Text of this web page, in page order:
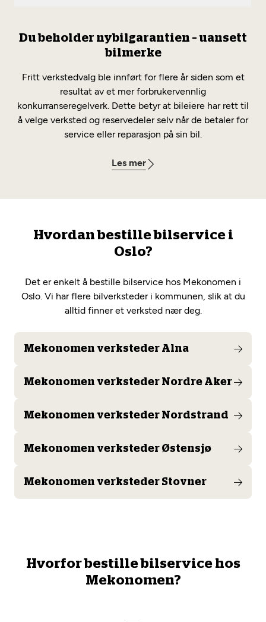
Du beholder nybilgarantien – uansett
bilmerke
Fritt verkstedvalg ble innført for flere år siden som et
resultat av et mer forbrukervennlig
konkurranseregelverk. Dette betyr at bileiere har rett til
å velge verksted og reservedeler selv når de betaler for
service eller reparasjon på sin bil.
Les mer
Hvordan bestille bilservice i
Oslo?
Det er enkelt å bestille bilservice hos Mekonomen i
Oslo. Vi har flere bilverksteder i kommunen, slik at du
alltid finner et verksted nær deg.
Mekonomen verksteder Alna
Mekonomen verksteder Nordre Aker
Mekonomen verksteder Nordstrand
Mekonomen verksteder Østensjø
Mekonomen verksteder Stovner
Hvorfor bestille bilservice hos
Mekonomen?